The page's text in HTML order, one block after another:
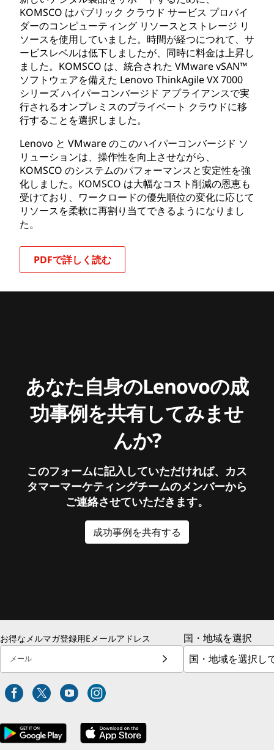
KOMSCO はパブリック クラウド サービス プロバイ
ダーのコンピューティング リソースとストレージ リ
ソースを使用していました。時間が経つにつれて、サ
ービスレベルは低下しましたが、同時に料金は上昇し
ました。KOMSCO は、統合された VMware vSAN™
ソフトウェアを備えた Lenovo ThinkAgile VX 7000
シリーズ ハイパーコンバージド アプライアンスで実
行されるオンプレミスのプライベート クラウドに移
行することを選択しました。
Lenovo と VMware のこのハイパーコンバージド ソ
リューションは、操作性を向上させながら、
KOMSCO のシステムのパフォーマンスと安定性を強
化しました。KOMSCO は大幅なコスト削減の恩恵も
受けており、ワークロードの優先順位の変化に応じて
リソースを柔軟に再割り当てできるようになりまし
た。
PDFで詳しく読む
あなた自身のLenovoの成
功事例を共有してみませ
んか?
このフォームに記入していただければ、カス
タマーマーケティングチームのメンバーから
ご連絡させていただきます。
成功事例を共有する
お得なメルマガ登録用Eメールアドレス
メール
国・地域を選択